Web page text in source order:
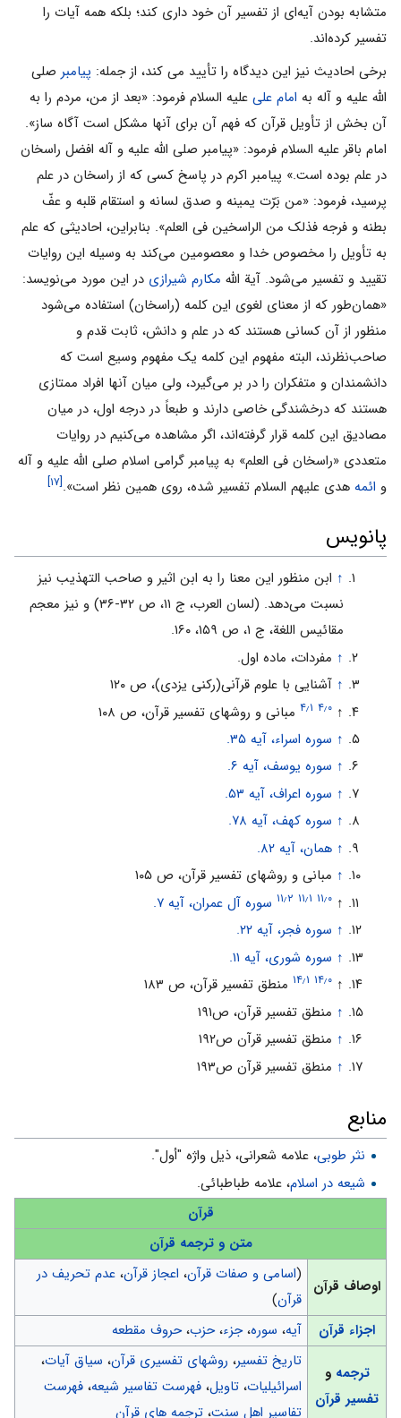
متشابه بودن آیه‌اى از تفسیر آن خود دارى کند؛ بلکه همه آیات را
تفسیر کرده‌اند.
برخى احادیث نیز این دیدگاه را تأیید مى کند، از جمله: پیامبر صلى
الله علیه و آله به امام على علیه السلام فرمود: «بعد از من، مردم را به
آن بخش از تأویل قرآن که فهم آن براى آنها مشکل است آگاه ساز».
امام باقر علیه السلام فرمود: «پیامبر صلى الله علیه و آله افضل راسخان
در علم بوده است.» پیامبر اکرم در پاسخ کسى که از راسخان در علم
پرسید، فرمود: «من بَرّت یمینه و صدق لسانه و استقام قلبه و عفّ
بطنه و فرجه فذلک من الراسخین فى العلم». بنابراین، احادیثى که علم
به تأویل را مخصوص خدا و معصومین مى‌کند به وسیله این روایات
تقیید و تفسیر مى‌شود. آیة الله مکارم شیرازى در این مورد مى‌نویسد:
«همان‌طور که از معناى لغوى این کلمه (راسخان) استفاده مى‌شود
منظور از آن کسانى هستند که در علم و دانش، ثابت قدم و
صاحب‌نظرند، البته مفهوم این کلمه یک مفهوم وسیع است که
دانشمندان و متفکران را در بر مى‌گیرد، ولى میان آنها افراد ممتازى
هستند که درخشندگى خاصى دارند و طبعاً در درجه اول، در میان
مصادیق این کلمه قرار گرفته‌اند، اگر مشاهده مى‌کنیم در روایات
متعددى «راسخان فى العلم» به پیامبر گرامى اسلام صلى الله علیه و آله
و ائمه هدى علیهم السلام تفسیر شده، روى همین نظر است».[۱۷]
پانویس
↑ ابن منظور این معنا را به ابن اثیر و صاحب التهذیب نیز
نسبت مى‌دهد. (لسان العرب، ج ۱۱، ص ۳۲-۳۶) و نیز معجم
مقائیس اللغة، ج ۱، ص ۱۵۹، ۱۶۰.
↑ مفردات، ماده اول.
↑ آشنایی با علوم قرآنی(رکنی یزدی)، ص ۱۲۰
↑ ۴٫۰ ۴٫۱
مبانی و روشهای تفسیر قرآن، ص ۱۰۸
↑ سوره اسراء، آیه ۳۵.
↑ سوره یوسف، آیه ۶.
↑ سوره اعراف، آیه ۵۳.
↑ سوره کهف، آیه ۷۸.
↑ همان، آیه ۸۲.
↑ مبانی و روشهای تفسیر قرآن، ص ۱۰۵
↑ ۱۱٫۰ ۱۱٫۱ ۱۱٫۲
سوره آل عمران، آیه ۷.
↑ سوره فجر، آیه ۲۲.
↑ سوره شوری، آیه ۱۱.
↑ ۱۴٫۰ ۱۴٫۱
منطق تفسیر قرآن، ص ۱۸۳
↑ منطق تفسیر قرآن، ص۱۹۱
↑ منطق تفسیر قرآن ص۱۹۲
↑ منطق تفسیر قرآن ص۱۹۳
منابع
نثر طوبی، علامه شعرانی، ذیل واژه "أول".
شیعه در اسلام، علامه طباطبائی.
قرآن
متن و ترجمه قرآن
اوصاف قرآن
(اسامی و صفات قرآن، اعجاز قرآن، عدم تحریف در
قرآن)
اجزاء قرآن
آیه، سوره،جزء،حزب،حروف مقطعه
ترجمه و
تفسیر قرآن
تاریخ تفسیر، روشهای تفسیری قرآن، سیاق آیات،
اسرائیلیات، تاویل، فهرست تفاسیر شیعه، فهرست
تفاسیر اهل سنت، ترجمه های قرآن